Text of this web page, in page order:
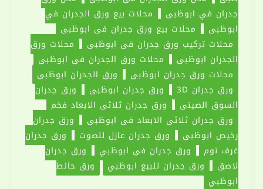
جدران في ابوظبي
محلات بيع ورق الجدران في
ابوظبي
محلات بيع ورق جدران في ابوظبي
محلات تركيب ورق جدران في ابوظبي
محلات ورق
الجدران ابوظبي
محلات ورق الجدران في ابوظبي
محلات ورق جدران ابوظبي
ورق الجدران ابوظبي
ورق جدران 3D
ورق جدران ابوظبي
ورق جدران
السوق الصيني
ورق جدران ثلاثي الابعاد فخم
ورق جدران ثلاثي الابعاد في ابوظبي
ورق جدران
رخيص ابوظبي
ورق جدران عازل للصوت
ورق جدران
غرف نوم
ورق جدران في ابوظبي
ورق جدران
لاصق
ورق جدران للبيع ابوظبي
ورق حائط
ابوظبي